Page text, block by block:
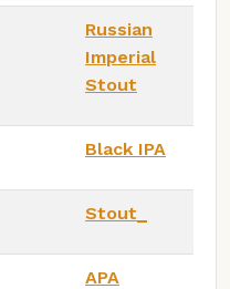
Russian
Imperial
Stout
Black IPA
Stout_
APA